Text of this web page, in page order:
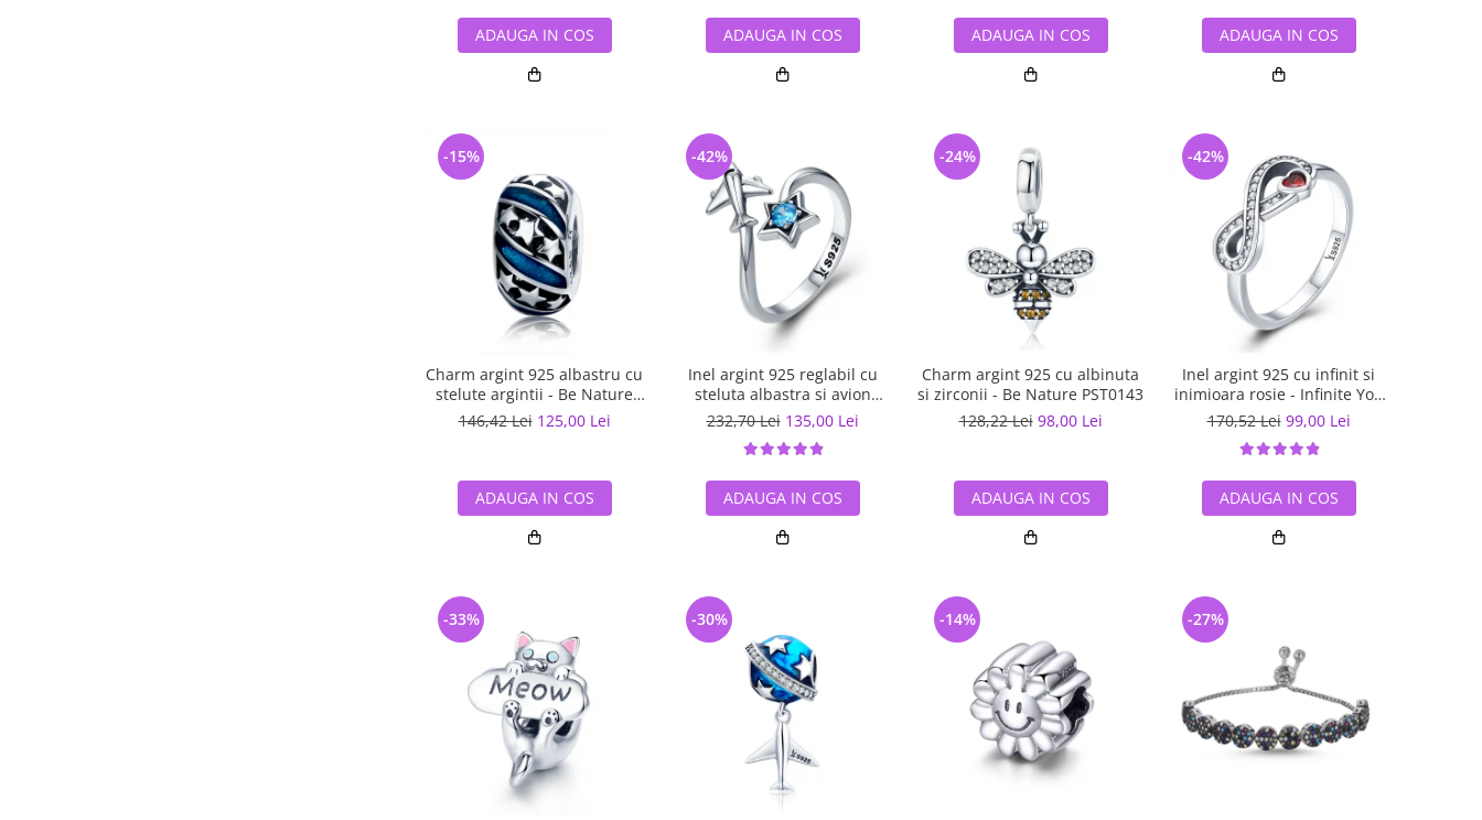
ADAUGA IN COS ADAUGA IN COS ADAUGA IN COS ADAUGA IN COS
Charm argint 925 albastru cu
stelute argintii - Be Nature
PST0123
146,42 Lei 125,00 Lei
-15%
ADAUGA IN COS
Inel argint 925 reglabil cu
steluta albastra si avion
argintiu - Be Nature IST0047
232,70 Lei 135,00 Lei
-42%
ADAUGA IN COS
Charm argint 925 cu albinuta
si zirconii - Be Nature PST0143
128,22 Lei 98,00 Lei
-24%
ADAUGA IN COS
Inel argint 925 cu infinit si
inimioara rosie - Infinite You
IST0062
170,52 Lei 99,00 Lei
-42%
ADAUGA IN COS
-33% -30% -14% -27%